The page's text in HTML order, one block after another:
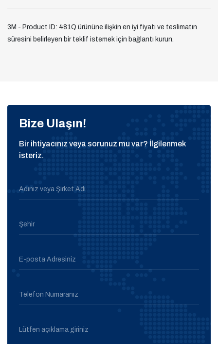
3M - Product ID: 481Q ürününe ilişkin en iyi fiyatı ve teslimatın
süresini belirleyen bir teklif istemek için bağlantı kurun.
Bize Ulaşın!
Bir ihtiyacınız veya sorunuz mu var? İlgilenmek
isteriz.
Adınız veya Şirket Adı
Şehir
E-posta Adresiniz
Telefon Numaranız
Lütfen açıklama giriniz